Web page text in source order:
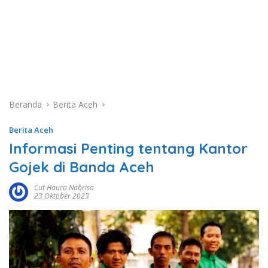
Beranda Berita Aceh
Berita Aceh
Informasi Penting tentang Kantor
Gojek di Banda Aceh
Cut Haura Nabrisa
23 Oktober 2023